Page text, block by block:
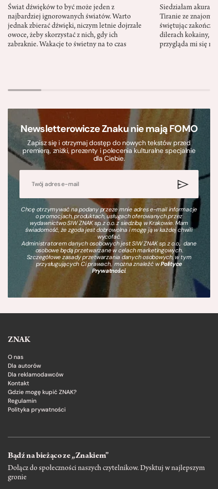
Świat dźwięków to być może jeden z
najbardziej ignorowanych światów. Warto
jednak zbierać dźwięki, niczym letnie dojrzałe
owoce, żeby skorzystać z nich, gdy ich
zabraknie. Wakacje to świetny na to czas
Siedziałam akurat
Tiranie ze
świętując
dilerach kokainy,
przygląda mi się
Newsletterowicze Znaku nie mają FOMO
Zapisz się i otrzymaj dostęp do nowych tekstów przed
premierą, zniżki, prezenty i polecenia kulturalne specjalnie
dla Ciebie.
Chcę otrzymywać na podany przeze mnie adres e-mail informacje
o promocjach, produktach, usługach oferowanych przez
wydawnictwo SIW ZNAK sp. z o.o. z siedzibą w Krakowie. Mam
świadomość, że zgoda jest dobrowolna i mogę ją w każdej chwili
wycofać.
Administratorem danych osobowych jest SIW ZNAK sp. z o.o., dane
osobowe będą przetwarzane w celach marketingowych.
Szczegółowe zasady przetwarzania danych osobowych, w tym
przysługujących Ci prawach, można znaleźć wPolityce
Prywatności.
ZNAK
O nas
Dla autorów
Dla reklamodawców
Kontakt
Gdzie mogę kupić ZNAK?
Regulamin
Polityka prywatności
Bądź na bieżąco ze „Znakiem”
Dołącz do społeczności naszych czytelnikow. Dysktuj w najlepszym
gronie